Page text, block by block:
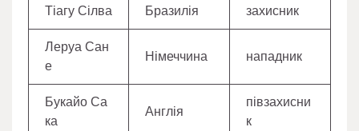
Тіагу Сілва
Бразилія
захисник
Леруа Сан
е
Німеччина нападник
Букайо Са
ка
Англія
півзахисни
к